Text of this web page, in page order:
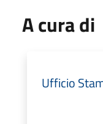
A cura di
Ufficio